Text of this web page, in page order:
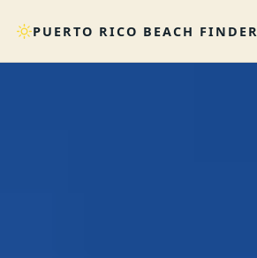
PUERTO RICO BEACH FINDER